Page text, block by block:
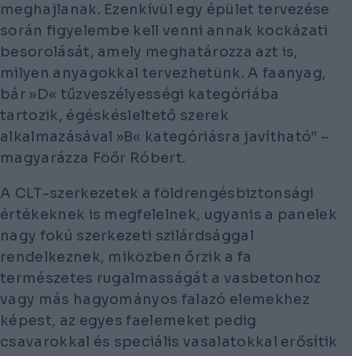
meghajlanak. Ezenkívül egy épület tervezése
során figyelembe kell venni annak kockázati
besorolását, amely meghatározza azt is,
milyen anyagokkal tervezhetünk. A faanyag,
bár »D« tűzveszélyességi kategóriába
tartozik, égéskésleltető szerek
alkalmazásával »B« kategóriásra javítható” –
magyarázza Föőr Róbert.
A CLT-szerkezetek a földrengésbiztonsági
értékeknek is megfelelnek, ugyanis a panelek
nagy fokú szerkezeti szilárdsággal
rendelkeznek, miközben őrzik a fa
természetes rugalmasságát a vasbetonhoz
vagy más hagyományos falazó elemekhez
képest, az egyes faelemeket pedig
csavarokkal és speciális vasalatokkal erősítik